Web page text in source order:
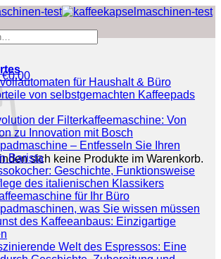
€0.00
sich keine Produkte im Warenkorb.
für Haushalt & Büro
von selbstgemachten Kaffeepads
der Filterkaffeemaschine: Von
zu Innovation mit Bosch
– Entfesseln Sie Ihren
Barista
Geschichte, Funktionsweise
des italienischen Klassikers
für Ihr Büro
was Sie wissen müssen
des Kaffeeanbaus: Einzigartige
Welt des Espressos: Eine